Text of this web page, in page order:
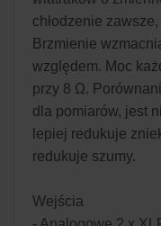
chłodzenie
Brzmienie
względem. Moc
przy 8 Ω.
dla pomiarów, jest
lepiej redukuje
redukuje szumy.
Wejścia